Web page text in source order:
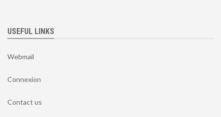
USEFUL LINKS
Webmail
Connexion
Contact us